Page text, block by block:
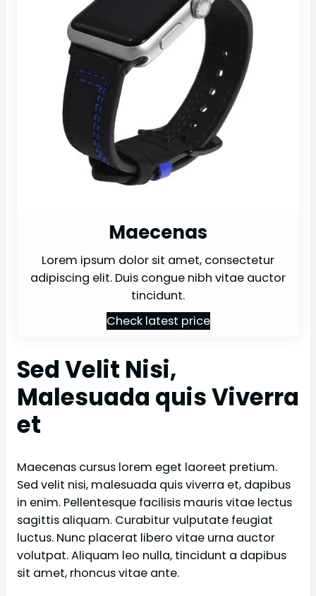
Maecenas
Lorem ipsum dolor sit amet, consectetur
adipiscing elit. Duis congue nibh vitae auctor
tincidunt.
Check latest price
Sed Velit Nisi,
Malesuada quis Viverra
et
Maecenas cursus lorem eget laoreet pretium.
Sed velit nisi, malesuada quis viverra et, dapibus
in enim. Pellentesque facilisis mauris vitae lectus
sagittis aliquam. Curabitur vulputate feugiat
luctus. Nunc placerat libero vitae urna auctor
volutpat. Aliquam leo nulla, tincidunt a dapibus
sit amet, rhoncus vitae ante.